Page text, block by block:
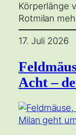
Körperlänge
Rotmilan
17. Juli 2026
Acht –